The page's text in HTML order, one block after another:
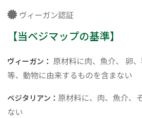
ヴィーガン認証
【当ベジマップの基準】
ヴィーガン： 原材料に肉、魚介、 卵
等、動物に由来するものを含まない
ベジタリアン： 原材料に、肉、魚介、
ない